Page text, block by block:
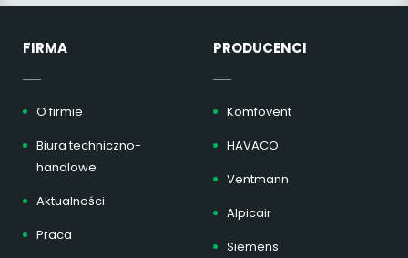
FIRMA
O firmie
Biura techniczno-
handlowe
Aktualności
Praca
PRODUCENCI
Komfovent
HAVACO
Ventmann
Alpicair
Siemens